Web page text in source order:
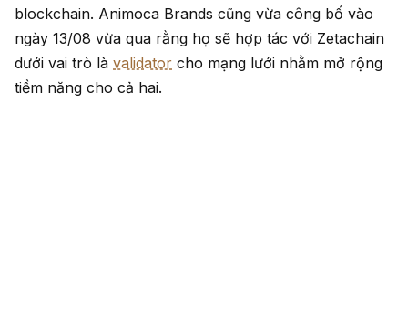
blockchain. Animoca Brands cũng vừa công bố vào
ngày 13/08 vừa qua rằng họ sẽ hợp tác với Zetachain
dưới vai trò là validator cho mạng lưới nhằm mở rộng
tiềm năng cho cả hai.